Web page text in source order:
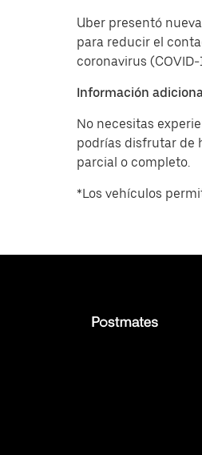
Uber presentó
para reducir el
coronavirus
Información
No necesitas
podrías disfrutar de
parcial o completo.
*Los vehículos